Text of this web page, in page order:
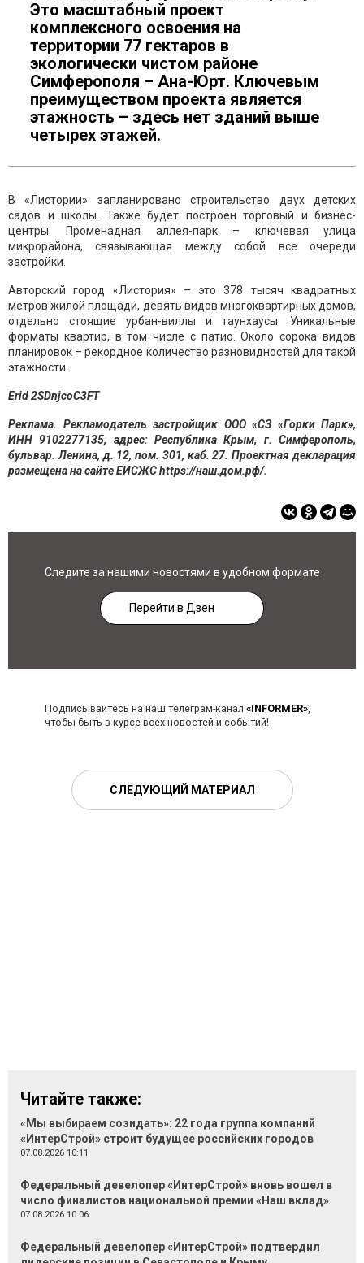
Это масштабный проект
комплексного освоения на
территории 77 гектаров в
экологически чистом районе
Симферополя – Ана-Юрт. Ключевым
преимуществом проекта является
этажность – здесь нет зданий выше
четырех этажей.
В «Листории» запланировано строительство двух детских
садов и школы. Также будет построен торговый и бизнес-
центры. Променадная аллея-парк – ключевая улица
микрорайона, связывающая между собой все очереди
застройки.
Авторский город «Листория» – это 378 тысяч квадратных
метров жилой площади, девять видов многоквартирных домов,
отдельно стоящие урбан-виллы и таунхаусы. Уникальные
форматы квартир, в том числе с патио. Около сорока видов
планировок – рекордное количество разновидностей для такой
этажности.
Erid 2SDnjcoC3FT
Реклама. Рекламодатель застройщик ООО «СЗ «Горки Парк»,
ИНН 9102277135, адрес: Республика Крым, г. Симферополь,
бульвар. Ленина, д. 12, пом. 301, каб. 27. Проектная декларация
размещена на сайте ЕИСЖС https://наш.дом.рф/.
Следите за нашими новостями в удобном формате
Перейти в Дзен
Подписывайтесь на наш телеграм-канал «INFORMER»,
чтобы быть в курсе всех новостей и событий!
СЛЕДУЮЩИЙ МАТЕРИАЛ
Читайте также:
«Мы выбираем созидать»: 22 года группа компаний
«ИнтерСтрой» строит будущее российских городов
07.08.2026 10:11
Федеральный девелопер «ИнтерСтрой» вновь вошел в
число финалистов национальной премии «Наш вклад»
07.08.2026 10:06
Федеральный девелопер «ИнтерСтрой» подтвердил